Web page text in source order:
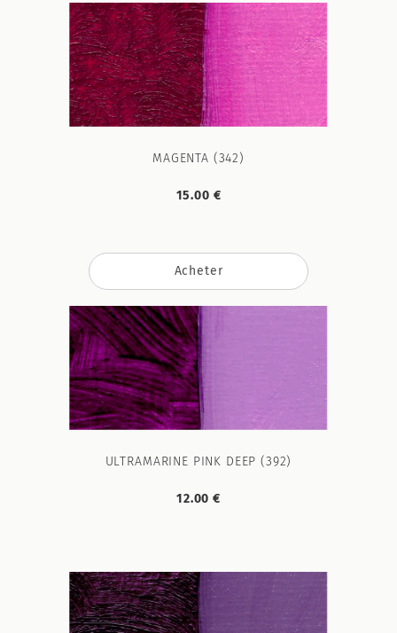
MAGENTA (342)
15.00 €
Acheter
ULTRAMARINE PINK DEEP (392)
12.00 €